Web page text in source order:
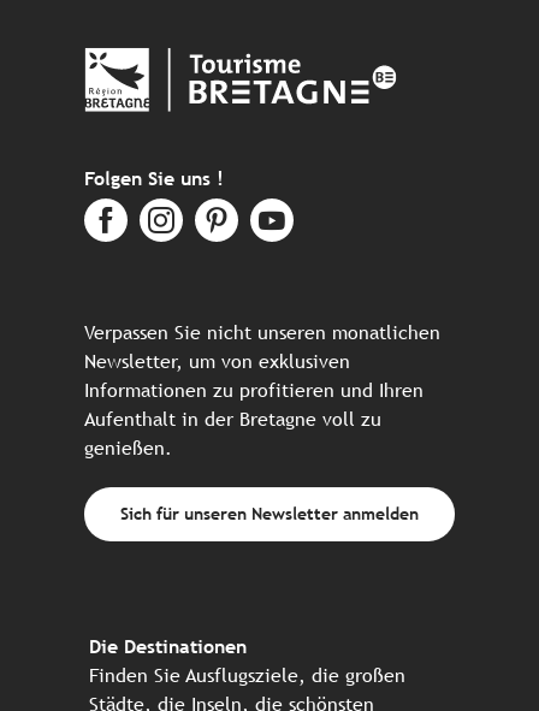
Folgen Sie uns !
Verpassen Sie nicht unseren monatlichen
Newsletter, um von exklusiven
Informationen zu profitieren und Ihren
Aufenthalt in der Bretagne voll zu
genießen.
Sich für unseren Newsletter anmelden
Die Destinationen
Finden Sie Ausflugsziele, die großen
Städte, die Inseln, die schönsten